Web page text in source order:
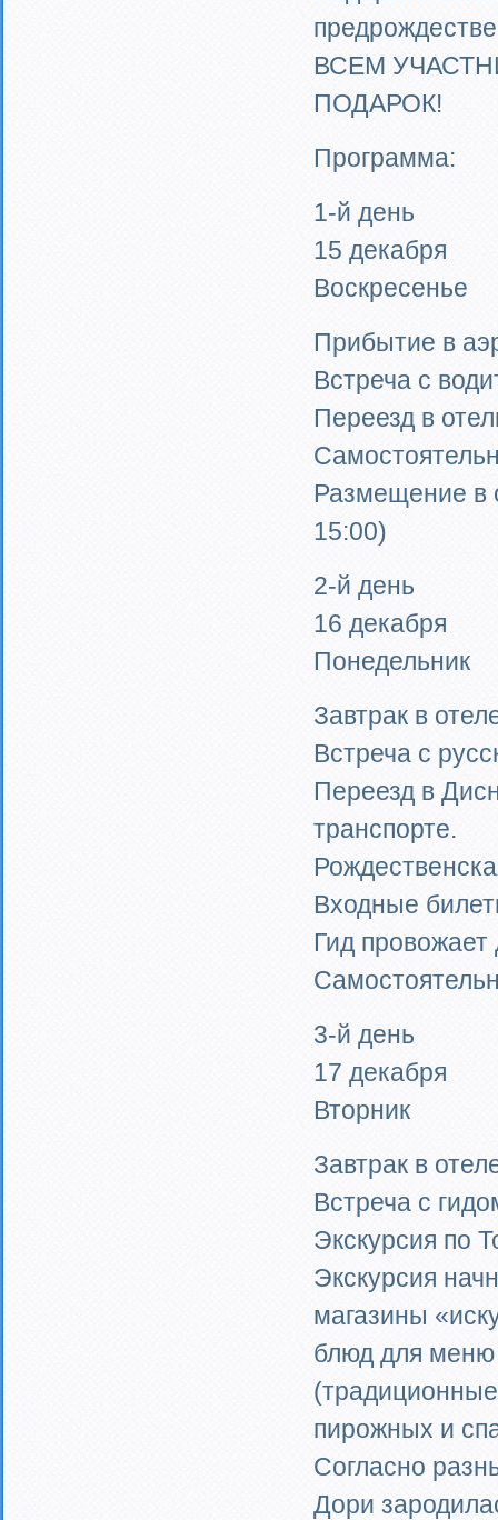
ВСЕМ
ПОДАРОК!
Программа:
1-й день
15 декабря
Воскресенье
Прибытие в
Встреча с
Переезд в
Размещение в
15:00)
2-й день
16 декабря
Понедельник
Завтрак в
Встреча с
Переезд в
транспорте.
Входные
Гид
3-й день
17 декабря
Вторник
Завтрак в
Встреча с
Экскурсия по
Экскурсия
магазины
блюд для меню
пирожных и
Согласно
Дори